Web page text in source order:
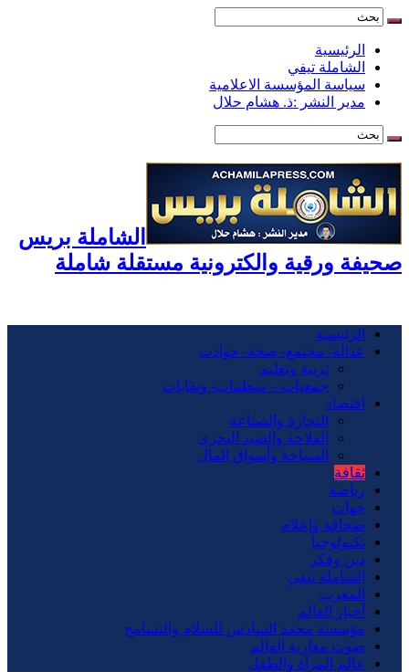
الرئيسية
الشاملة تيفي
سياسة المؤسسة الاعلامية
مدير النشر :ذ. هشام حلال
الشاملة بريس
صحيفة ورقية والكترونية مستقلة شاملة
الرئيسية
عدالة- مجتمع- صحة- حوادت
تربية وتعليم
جمعيات – منظمات- ونقابات
اقتصاد
التجارة والصناعة
الفلاحة والصيد البحري
السياحة وأسواق المال
ثقافة
رياضة
جهات
صحافة وإعلام
تكنولوجيا
دين وفكر
الشاملة تيفي
المغرب
أخبار العالم
مؤسسة محمد السادس للسلام والتسامح
صوت مغاربة العالم
عالم المرأة والطفل